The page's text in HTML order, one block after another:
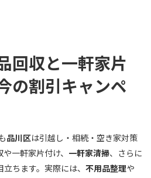
回収と一軒家片
の割引キャンペ
品川区は引越し・相続・空き家対策
一軒家片付け、 一軒家清掃、さらに
ちます。実際には、 不用品整理や